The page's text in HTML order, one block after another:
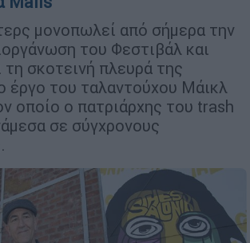
μονοπωλεί από σήμερα την
του Φεστιβάλ και
τη σκοτεινή πλευρά της
έργο του ταλαντούχου Μάικλ
οποίο ο πατριάρχης του trash
σε σύγχρονους